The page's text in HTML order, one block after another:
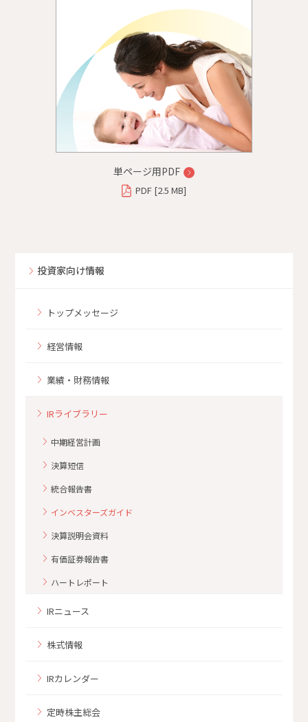
単ページ用PDF
PDF [2.5 MB]
投資家向け情報
トップメッセージ
経営情報
業績・財務情報
IRライブラリー
中期経営計画
決算短信
統合報告書
インベスターズガイド
決算説明会資料
有価証券報告書
ハートレポート
IRニュース
株式情報
IRカレンダー
定時株主総会